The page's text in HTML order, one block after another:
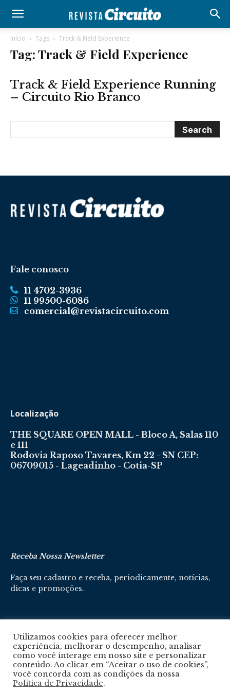
Início Tags Track & Field Experience
Tag: Track & Field Experience
Track & Field Experience Running
– Circuito Rio Branco
Fale conosco
11 4702-3936
11 99500-6086
comercial@revistacircuito.com
Localização
THE SQUARE OPEN MALL - Bloco A, Salas 110
e 111
Rodovia Raposo Tavares, Km 22 - SN CEP:
06709015 - Lageadinho - Cotia-SP
Receba Nossa Newsletter
Faça seu cadastro e receba, periodicamente, notícias,
dicas e promoções.
Cadastre-se aqui
Política De Privacidade
Utilizamos cookies para oferecer melhor
experiência, melhorar o desempenho, analisar
como você interage em nosso site e personalizar
conteúdo. Ao clicar em “Aceitar o uso de cookies”,
você concorda com as condições da nossa
Politica de Privacidade.